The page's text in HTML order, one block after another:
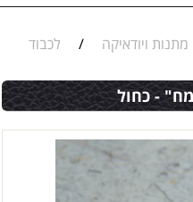
מתנות ויודאיקה /
לכבוד
- כחול